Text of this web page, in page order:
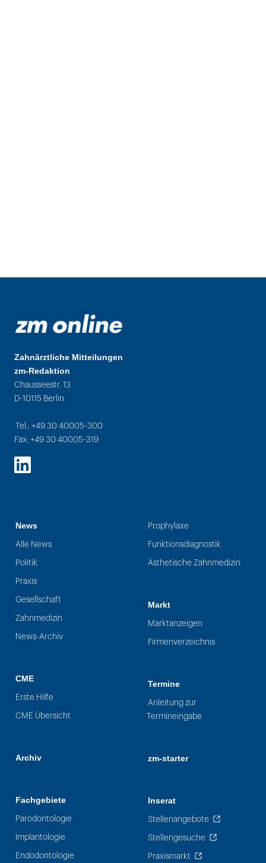
Zahnärztliche Mitteilungen
zm-Redaktion
Chausseestr. 13
D-10115 Berlin
Tel.: +49 30 40005-300
Fax: +49 30 40005-319
LinkedIn
News
Alle News
Politik
Praxis
Gesellschaft
Zahnmedizin
News-Archiv
CME
Erste Hilfe
CME Übersicht
Archiv
Fachgebiete
Parodontologie
Implantologie
Endodontologie
Prophylaxe
Funktionsdiagnostik
Ästhetische Zahnmedizin
Markt
Marktanzeigen
Firmenverzeichnis
Termine
Anleitung zur
Termineingabe
zm-starter
Inserat
Stellenangebote
Stellengesuche
Praxismarkt